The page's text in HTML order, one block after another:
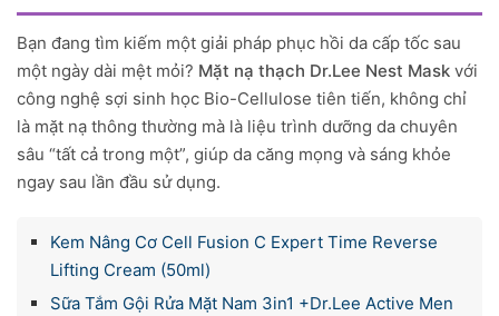
Bạn đang tìm kiếm một giải pháp phục hồi da cấp tốc sau
một ngày dài mệt mỏi? Mặt nạ thạch Dr.Lee Nest Mask với
công nghệ sợi sinh học Bio-Cellulose tiên tiến, không chỉ
là mặt nạ thông thường mà là liệu trình dưỡng da chuyên
sâu “tất cả trong một”, giúp da căng mọng và sáng khỏe
ngay sau lần đầu sử dụng.
Kem Nâng Cơ Cell Fusion C Expert Time Reverse
Lifting Cream (50ml)
Sữa Tắm Gội Rửa Mặt Nam 3in1 +Dr.Lee Active Men